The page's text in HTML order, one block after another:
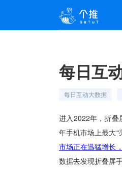
每日互
每日互动大数据